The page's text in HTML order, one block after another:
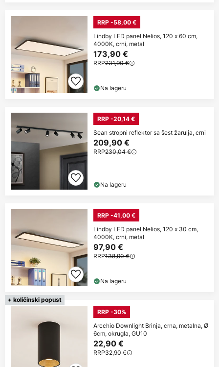
RRP -58,00 €
Lindby LED panel Nelios, 120 x 60 cm,
4000K, crni, metal
173,90 €
RRP231,90 €
Na lageru
RRP -20,14 €
Sean stropni reflektor sa šest žarulja, crni
209,90 €
RRP230,04 €
Na lageru
RRP -41,00 €
Lindby LED panel Nelios, 120 x 30 cm,
4000K, crni, metal
97,90 €
RRP138,90 €
Na lageru
+ količinski popust
RRP -30%
Arcchio Downlight Brinja, crna, metalna, Ø
6cm, okrugla, GU10
22,90 €
RRP32,90 €